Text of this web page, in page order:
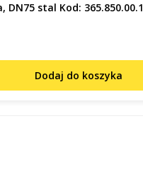
DN75 stal Kod: 365.850.00.1
Dodaj do koszyka